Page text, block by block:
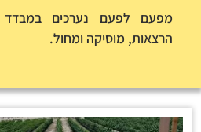
מפעם לפעם נערכים במבדד
הרצאות, מוסיקה ומחול.